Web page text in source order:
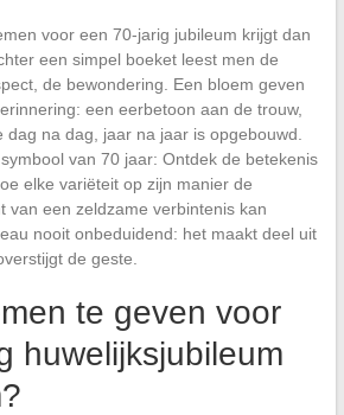
voor een 70-jarig jubileum krijgt dan
een simpel boeket leest men de
de bewondering. Een bloem geven
een eerbetoon aan de trouw,
na dag, jaar na jaar is opgebouwd.
van 70 jaar: Ontdek de betekenis
elke variëteit op zijn manier de
van een zeldzame verbintenis kan
nooit onbeduidend: het maakt deel uit
de geste.
te geven voor
huwelijksjubileum